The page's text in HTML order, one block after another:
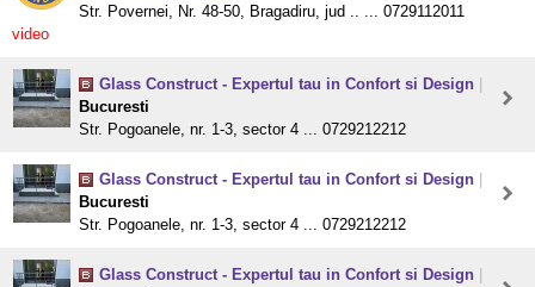
Str. Povernei, Nr. 48-50, Bragadiru, jud .. ... 0729112011
video
Glass Construct - Expertul tau in Confort si Design
Bucuresti
Str. Pogoanele, nr. 1-3, sector 4 ... 0729212212
Glass Construct - Expertul tau in Confort si Design
Bucuresti
Str. Pogoanele, nr. 1-3, sector 4 ... 0729212212
Glass Construct - Expertul tau in Confort si Design